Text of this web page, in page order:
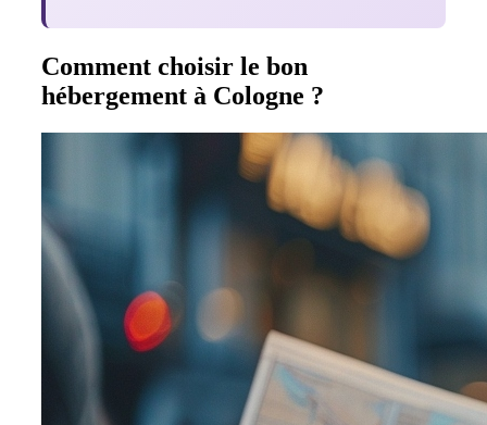
Comment choisir le bon
hébergement à Cologne ?